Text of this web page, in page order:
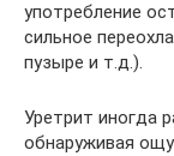
употребление
сильное
пузыре и т.д.).
Уретрит иногда
обнаруживая